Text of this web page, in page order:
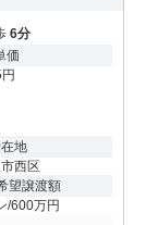
6分
価
地
西区
望譲渡額
/600万円